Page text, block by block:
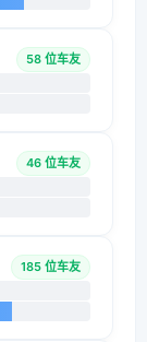
58 位车友
46 位车友
185 位车友